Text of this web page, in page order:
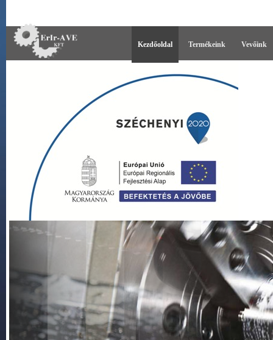
Kezdőoldal Termékeink Vevőink